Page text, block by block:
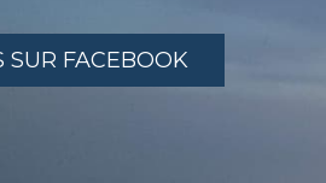
SUR FACEBOOK